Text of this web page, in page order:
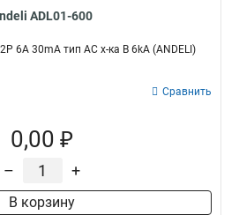
ADL01-600
6A 30mA тип AC х-ка B 6kA (ANDELI)
Сравнить
0,00 ₽
– +
В корзину